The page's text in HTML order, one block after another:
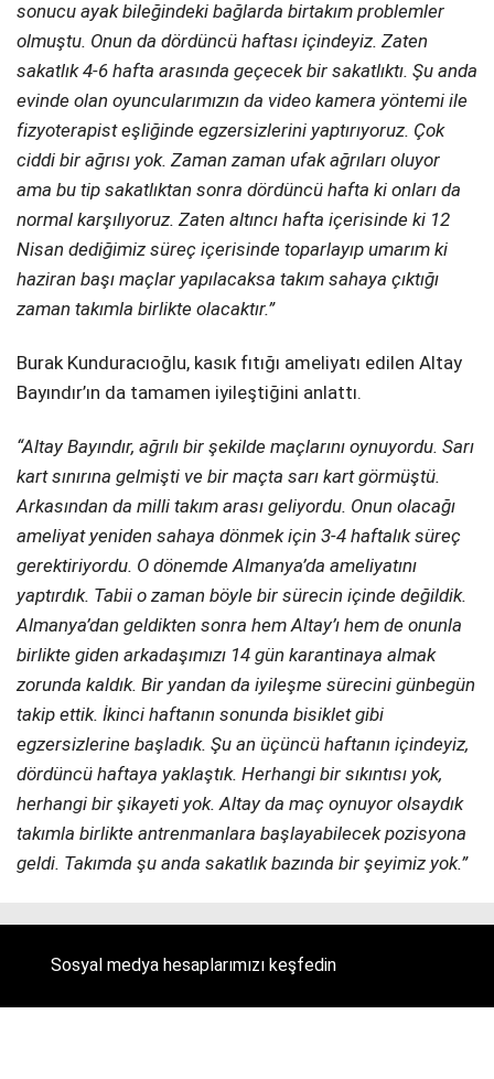
sonucu ayak bileğindeki bağlarda birtakım problemler
olmuştu. Onun da dördüncü haftası içindeyiz. Zaten
sakatlık 4-6 hafta arasında geçecek bir sakatlıktı. Şu anda
evinde olan oyuncularımızın da video kamera yöntemi ile
fizyoterapist eşliğinde egzersizlerini yaptırıyoruz. Çok
ciddi bir ağrısı yok. Zaman zaman ufak ağrıları oluyor
ama bu tip sakatlıktan sonra dördüncü hafta ki onları da
normal karşılıyoruz. Zaten altıncı hafta içerisinde ki 12
Nisan dediğimiz süreç içerisinde toparlayıp umarım ki
haziran başı maçlar yapılacaksa takım sahaya çıktığı
zaman takımla birlikte olacaktır.”
Burak Kunduracıoğlu, kasık fıtığı ameliyatı edilen Altay
Bayındır’ın da tamamen iyileştiğini anlattı.
“Altay Bayındır, ağrılı bir şekilde maçlarını oynuyordu. Sarı
kart sınırına gelmişti ve bir maçta sarı kart görmüştü.
Arkasından da milli takım arası geliyordu. Onun olacağı
ameliyat yeniden sahaya dönmek için 3-4 haftalık süreç
gerektiriyordu. O dönemde Almanya’da ameliyatını
yaptırdık. Tabii o zaman böyle bir sürecin içinde değildik.
Almanya’dan geldikten sonra hem Altay’ı hem de onunla
birlikte giden arkadaşımızı 14 gün karantinaya almak
zorunda kaldık. Bir yandan da iyileşme sürecini günbegün
takip ettik. İkinci haftanın sonunda bisiklet gibi
egzersizlerine başladık. Şu an üçüncü haftanın içindeyiz,
dördüncü haftaya yaklaştık. Herhangi bir sıkıntısı yok,
herhangi bir şikayeti yok. Altay da maç oynuyor olsaydık
takımla birlikte antrenmanlara başlayabilecek pozisyona
geldi. Takımda şu anda sakatlık bazında bir şeyimiz yok.”
Sosyal medya hesaplarımızı keşfedin